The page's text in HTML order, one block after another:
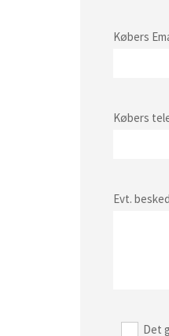
Købers
Købers
Evt.
Det